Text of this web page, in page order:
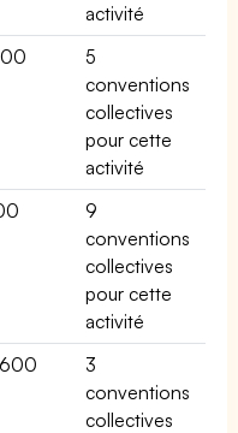
activité
5
conventions
collectives
pour cette
activité
9
conventions
collectives
pour cette
activité
3
conventions
collectives